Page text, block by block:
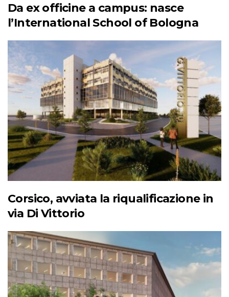
Da ex officine a campus: nasce
l’International School of Bologna
Corsico, avviata la riqualificazione in
via Di Vittorio